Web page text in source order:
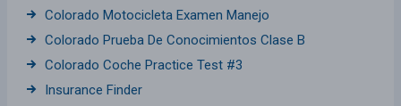
Colorado Motocicleta Examen Manejo
Colorado Prueba De Conocimientos Clase B
Colorado Coche Practice Test #3
Insurance Finder